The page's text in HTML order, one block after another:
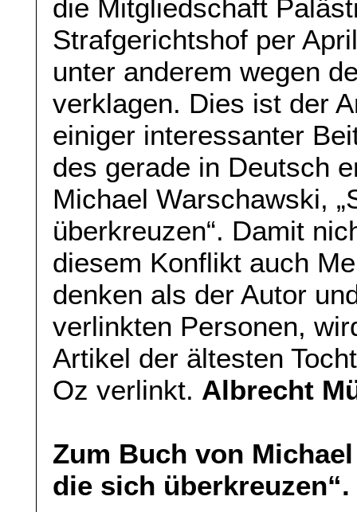
die Mitgliedschaft
Strafgerichtshof per
unter anderem wegen
verklagen. Dies ist der
einiger interessanter
des gerade in Deutsch
Michael Warschawski,
überkreuzen“. Damit
diesem Konflikt auch
denken als der Autor
verlinkten Personen,
Artikel der ältesten
Oz verlinkt. Albrecht
Zum Buch von
die sich überkreuzen“.